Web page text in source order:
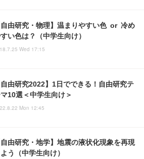
自由研究・物理】温まりやすい色 or 冷め
い色は？（中学生向け）
Wed 17:15
自由研究2022】1日でできる！自由研究テ
10選＜中学生向け＞
Mon 12:45
自由研究・地学】地震の液状化現象を再現
よう（中学生向け）